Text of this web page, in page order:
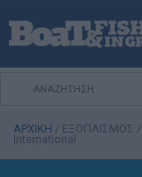
ΑΡΧΙΚΗ
ΕΚΔΟΣΕΙΣ
ΨΑΡΕΜΑ ΑΠΟ ΑΚΤΗ
ΑΡΧΙΚΗ / ΕΞΟΠΛΙΣΜΟΣ /
International